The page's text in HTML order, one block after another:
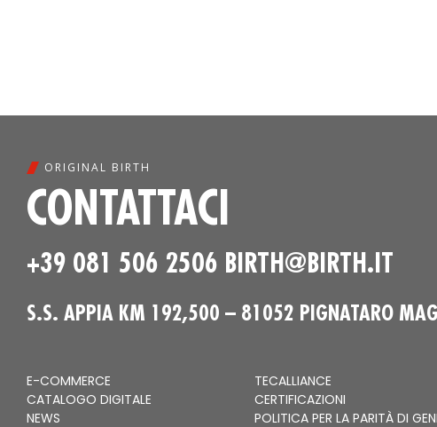
ORIGINAL BIRTH
CONTATTACI
+39 081 506 2506 BIRTH@BIRTH.IT
S.S. APPIA KM 192,500 – 81052 PIGNATARO
E-COMMERCE
CATALOGO DIGITALE
NEWS
TECALLIANCE
CERTIFICAZIONI
POLITICA PER LA PARITÀ DI